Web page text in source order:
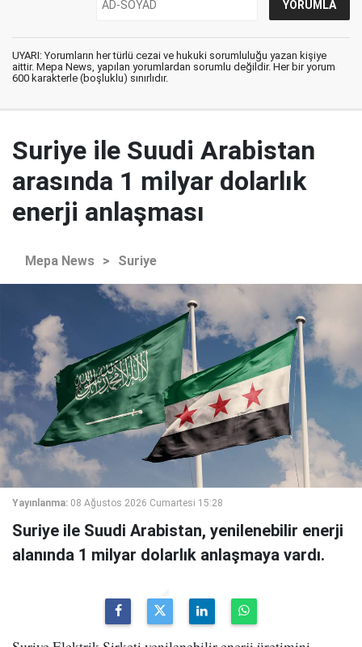
UYARI: Yorumların her türlü cezai ve hukuki sorumluluğu yazan kişiye
aittir. Mepa News, yapılan yorumlardan sorumlu değildir. Her bir yorum
600 karakterle (boşluklu) sınırlıdır.
Suriye ile Suudi Arabistan
arasında 1 milyar dolarlık
enerji anlaşması
Mepa News > Suriye
Yayınlanma: 08 Ağustos 2026 Cumartesi 15:28
Suriye ile Suudi Arabistan, yenilenebilir enerji
alanında 1 milyar dolarlık anlaşmaya vardı.